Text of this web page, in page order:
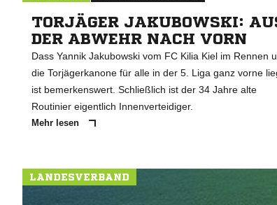
TORJÄGER JAKUBOWSKI:
DER ABWEHR NACH VORN
Dass Yannik Jakubowski vom FC Kilia Kiel im Rennen
die Torjägerkanone für alle in der 5. Liga ganz vorne
ist bemerkenswert. Schließlich ist der 34 Jahre alte
Routinier eigentlich Innenverteidiger.
Mehr lesen
LANDESVERBAND